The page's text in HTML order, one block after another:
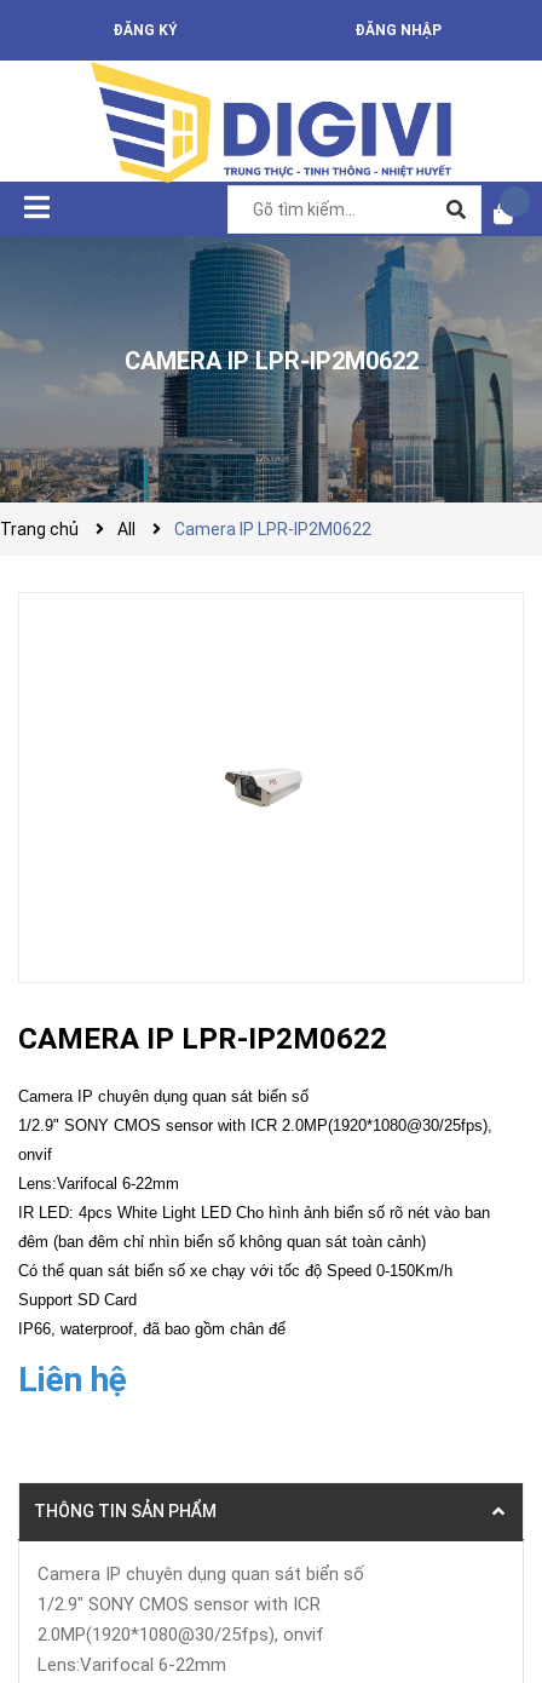
ĐĂNG KÝ ĐĂNG NHẬP
CAMERA IP LPR-IP2M0622
Trang chủ All Camera IP LPR-IP2M0622
CAMERA IP LPR-IP2M0622
Camera IP chuyên dụng quan sát biển số
1/2.9" SONY CMOS sensor with ICR 2.0MP(1920*1080@30/25fps),
onvif
Lens:Varifocal 6-22mm
IR LED: 4pcs White Light LED Cho hình ảnh biển số rõ nét vào ban
đêm (ban đêm chỉ nhìn biển số không quan sát toàn cảnh)
Có thể quan sát biển số xe chạy với tốc độ Speed 0-150Km/h
Support SD Card
IP66, waterproof, đã bao gồm chân đế
Liên hệ
THÔNG TIN SẢN PHẨM
Camera IP chuyên dụng quan sát biển số
1/2.9" SONY CMOS sensor with ICR
2.0MP(1920*1080@30/25fps), onvif
Lens:Varifocal 6-22mm